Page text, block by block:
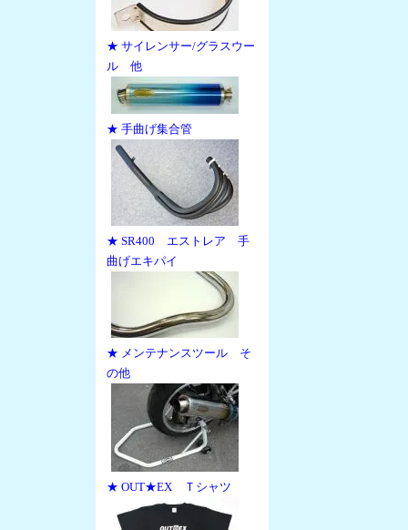
★ サイレンサー/グラスウー
ル 他
★ 手曲げ集合管
★ SR400 エストレア 手
曲げエキパイ
★ メンテナンスツール そ
の他
★ OUT★EX Ｔシャツ